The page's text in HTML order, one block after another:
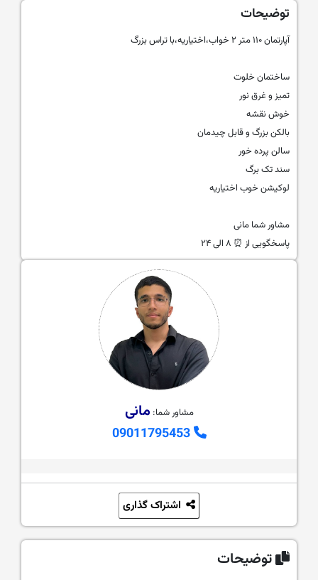
توضیحات
آپارتمان ۱۱۰ متر ۲ خواب،اختیاریه،با تراس بزرگ
ساختمان خلوت
تمیز و غرق نور
خوش نقشه
بالکن بزرگ و قابل چیدمان
سالن پرده خور
سند تک برگ
لوکیشن خوب اختیاریه
مشاور شما مانی
پاسخگویی از ⏰️ ۸ الی ۲۴
مشاور شما: مانی
09011795453
توضیحات